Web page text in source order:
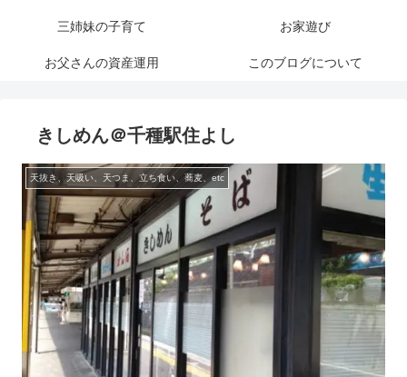
三姉妹の子育て お家遊び
お父さんの資産運用 このブログについて
きしめん＠千種駅住よし
天抜き、天吸い、天つま、立ち食い、蕎麦、etc